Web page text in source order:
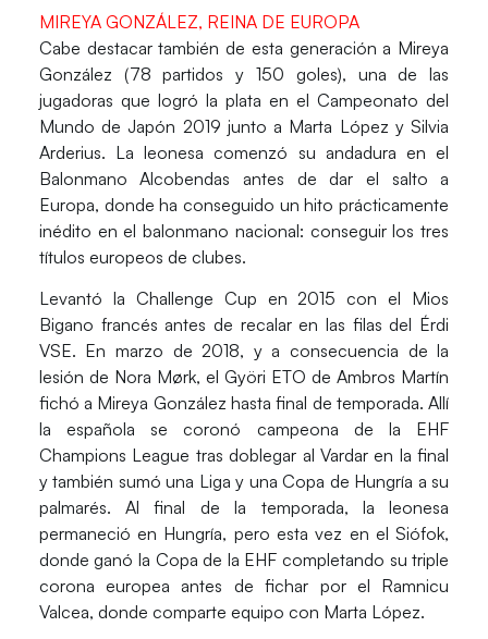
MIREYA GONZÁLEZ, REINA DE EUROPA
Cabe destacar también de esta generación a Mireya
González (78 partidos y 150 goles), una de las
jugadoras que logró la plata en el Campeonato del
Mundo de Japón 2019 junto a Marta López ySilvia
Arderius. La leonesa comenzó su andadura en el
Balonmano Alcobendas antes de dar el salto a
Europa, donde ha conseguido un hito prácticamente
inédito en el balonmano nacional: conseguir los tres
títulos europeos de clubes.
Levantó la Challenge Cup en 2015 con el Mios
Bigano francés antes de recalar en las filas del Érdi
VSE. En marzo de 2018, y a consecuencia de la
lesión de Nora Mørk, el Györi ETO deAmbros Martín
fichó a Mireya González hasta final de temporada. Allí
la española se coronó campeona de la EHF
Champions League tras doblegar al Vardar en la final
y también sumó una Liga y una Copa de Hungría a su
palmarés. Al final de la temporada, la leonesa
permaneció en Hungría, pero esta vez en el Siófok,
donde ganó la Copa de la EHF completando su triple
corona europea antes de fichar por el Ramnicu
Valcea, donde comparte equipo con Marta López.